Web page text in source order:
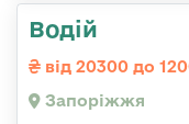
Водій
від 20300 до
Запоріжжя